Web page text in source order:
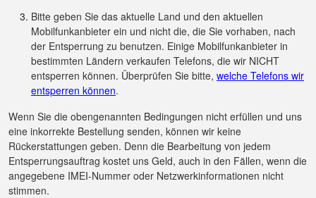
Bitte geben Sie das aktuelle Land und den aktuellen
Mobilfunkanbieter ein und nicht die, die Sie vorhaben, nach
der Entsperrung zu benutzen. Einige Mobilfunkanbieter in
bestimmten Ländern verkaufen Telefons, die wir NICHT
entsperren können. Überprüfen Sie bitte, welche Telefons wir
entsperren können.
Wenn Sie die obengenannten Bedingungen nicht erfüllen und uns
eine inkorrekte Bestellung senden, können wir keine
Rückerstattungen geben. Denn die Bearbeitung von jedem
Entsperrungsauftrag kostet uns Geld, auch in den Fällen, wenn die
angegebene IMEI-Nummer oder Netzwerkinformationen nicht
stimmen.